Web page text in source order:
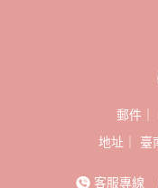
郵件
地址｜
客服專線